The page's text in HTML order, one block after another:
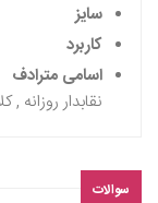
سایز
کاربرد
اسامی مترادف
نقابدار روزانه
سوالات